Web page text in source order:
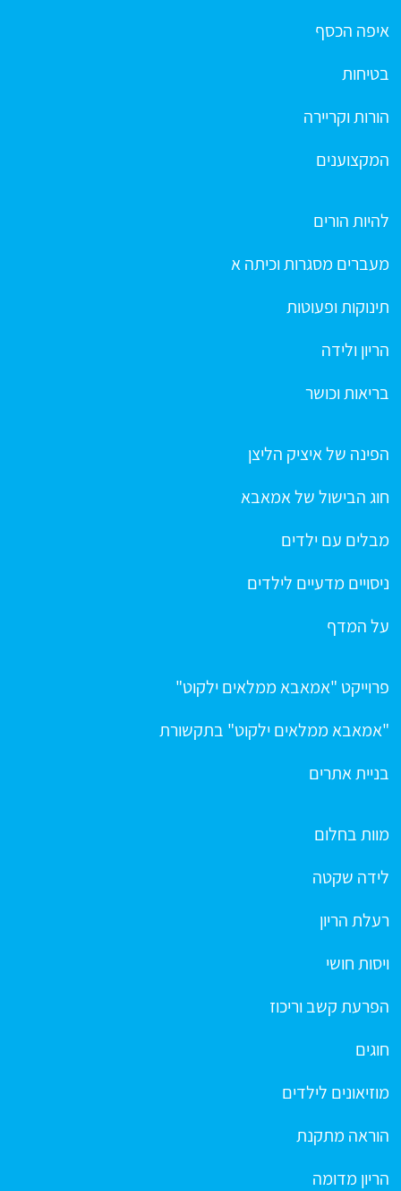
איפה הכסף
בטיחות
הורות וקריירה
המקצוענים
להיות הורים
מעברים מסגרות וכיתה א
תינוקות ופעוטות
הריון ולידה
בריאות וכושר
הפינה של איציק הליצן
חוג הבישול של אמאבא
מבלים עם ילדים
ניסויים מדעיים לילדים
על המדף
פרוייקט "אמאבא ממלאים ילקוט"
"אמאבא ממלאים ילקוט" בתקשורת
בניית אתרים
מוות בחלום
לידה שקטה
רעלת הריון
ויסות חושי
הפרעת קשב וריכוז
חוגים
מוזיאונים לילדים
הוראה מתקנת
הריון מדומה